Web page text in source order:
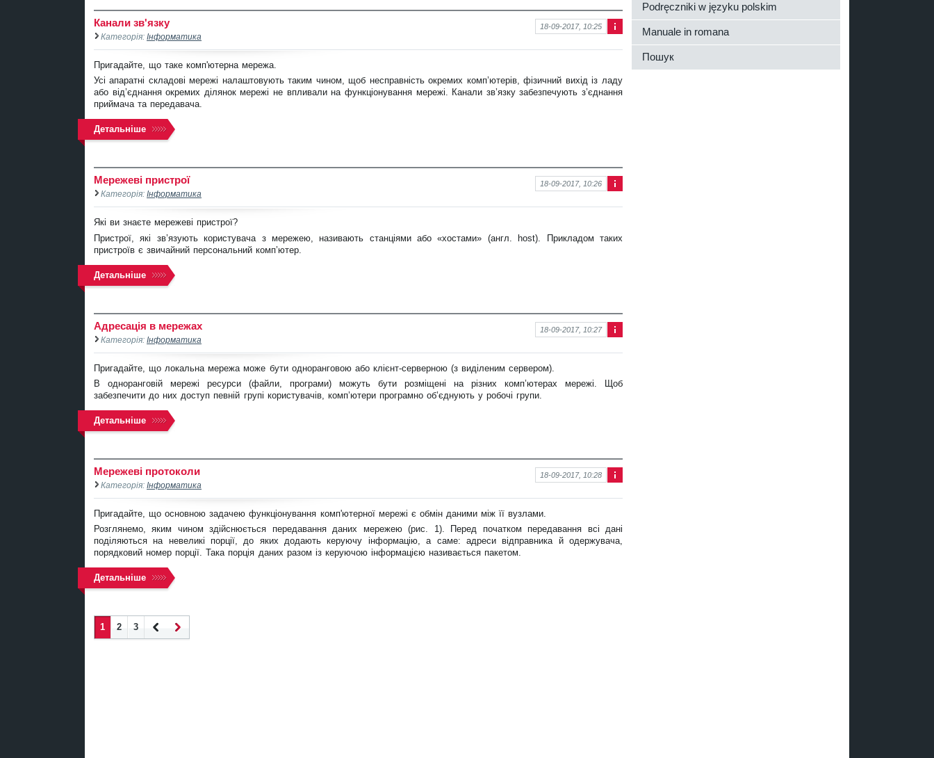
ор
про
нов
18-09-2017, 10:25
Канали зв'язку
Категорія: Інформатика
Пригадайте, що таке комп'ютерна мережа.
Усі апаратні складові мережі налаштовують таким чином, щоб несправність окремих комп’ютерів, фізичний вихід із ладу
або від’єднання окремих ділянок мережі не впливали на функціонування мережі. Канали зв’язку забезпечують з’єднання
приймача та передавача.
Детальніше
ор
про
18-09-2017, 10:26
Мережеві пристрої
Категорія: Інформатика
Які ви знаєте мережеві пристрої?
Пристрої, які зв’язують користувача з мережею, називають станціями або «хостами» (англ. host). Прикладом таких
пристроїв є звичайний персональний комп’ютер.
Детальніше
ор
про
18-09-2017, 10:27
Адресація в мережах
Категорія: Інформатика
Пригадайте, що локальна мережа може бути одноранговою або клієнт-серверною (з виділеним сервером).
В одноранговій мережі ресурси (файли, програми) можуть бути розміщені на різних комп’ютерах мережі. Щоб
забезпечити до них доступ певній групі користувачів, комп’ютери програмно об’єднують у робочі групи.
Детальніше
ор
про
нов
18-09-2017, 10:28
Мережеві протоколи
Категорія: Інформатика
Пригадайте, що основною задачею функціонування комп'ютерної мережі є обмін даними між її вузлами.
Розглянемо, яким чином здійснюється передавання даних мережею (рис. 1). Перед початком передавання всі дані
поділяються на невеликі порції, до яких додають керуючу інформацію, а саме: адреси відправника й одержувача,
порядковий номер порції. Така порція даних разом із керуючою інформацією називається пакетом.
Детальніше
1 2
3
Podręczniki w języku polskim
Manuale in romana
Пошук